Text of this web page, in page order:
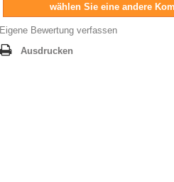
wählen Sie eine andere
Eigene Bewertung verfassen
Ausdrucken